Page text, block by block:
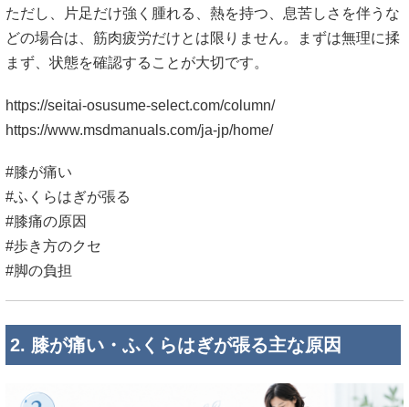
ただし、片足だけ強く腫れる、熱を持つ、息苦しさを伴うな
どの場合は、筋肉疲労だけとは限りません。まずは無理に揉
まず、状態を確認することが大切です。
https://seitai-osusume-select.com/column/
https://www.msdmanuals.com/ja-jp/home/
#膝が痛い
#ふくらはぎが張る
#膝痛の原因
#歩き方のクセ
#脚の負担
2. 膝が痛い・ふくらはぎが張る主な原因